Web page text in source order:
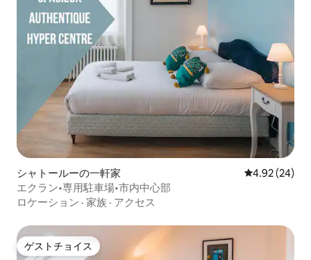
シャトールーの一軒家 レビュー24
4.92 (24)
エクラン•専用駐車場•市内中心部
ロケーション · 家族 · アクセス
ゲストチョイス
ゲストチョイス